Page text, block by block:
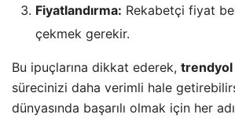
Fiyatlandırma: Rekabetçi fiyat
çekmek gerekir.
Bu ipuçlarına dikkat ederek, trendyol
sürecinizi daha verimli hale
dünyasında başarılı olmak için her